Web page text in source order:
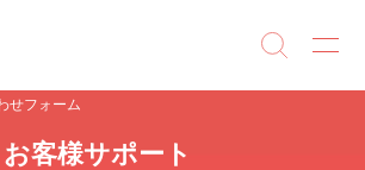
せフォーム
お客様サポート